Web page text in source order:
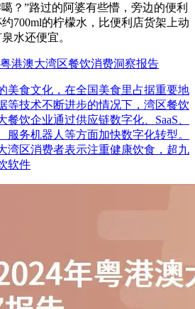
？”路过的阿婆有些懵，旁边的便利
700ml的柠檬水，比便利店货架上动
水还便宜。
港澳大湾区餐饮消费洞察报告
美食文化，在全国美食里占据重要地
等技术不断进步的情况下，湾区餐饮
饮企业通过供应链数字化、SaaS、
服务机器人等方面加快数字化转型。
湾区消费者表示注重健康饮食，超九
软件